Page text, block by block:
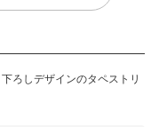
ろしデザインのタペストリ